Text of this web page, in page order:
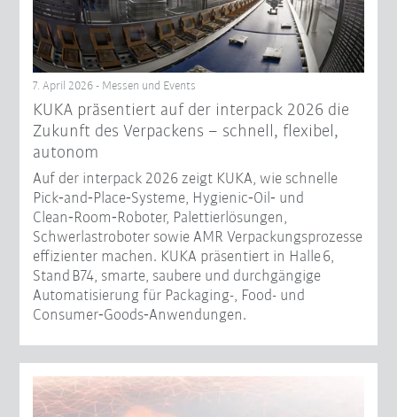
7. April 2026 - Messen und Events
KUKA präsentiert auf der interpack 2026 die
Zukunft des Verpackens – schnell, flexibel,
autonom
Auf der interpack 2026 zeigt KUKA, wie schnelle
Pick‑and‑Place‑Systeme, Hygienic‑Oil‑ und
Clean‑Room‑Roboter, Palettierlösungen,
Schwerlastroboter sowie AMR Verpackungsprozesse
effizienter machen. KUKA präsentiert in Halle 6,
Stand B74, smarte, saubere und durchgängige
Automatisierung für Packaging-, Food- und
Consumer‑Goods‑Anwendungen.